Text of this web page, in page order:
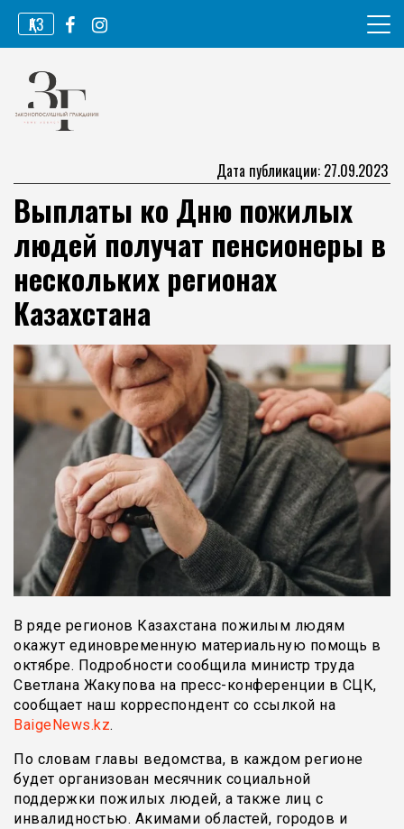
Перейти
содержимому
ҚАЗ
Законопослушный гражданин
Дата публикации: 27.09.2023
Выплаты ко Дню пожилых
людей получат пенсионеры в
нескольких регионах
Казахстана
В ряде регионов Казахстана пожилым людям
окажут единовременную материальную помощь в
октябре. Подробности сообщила министр труда
Светлана Жакупова на пресс-конференции в СЦК,
сообщает наш корреспондент со ссылкой на
BaigeNews.kz.
По словам главы ведомства, в каждом регионе
будет организован месячник социальной
поддержки пожилых людей, а также лиц с
инвалидностью. Акимами областей, городов и